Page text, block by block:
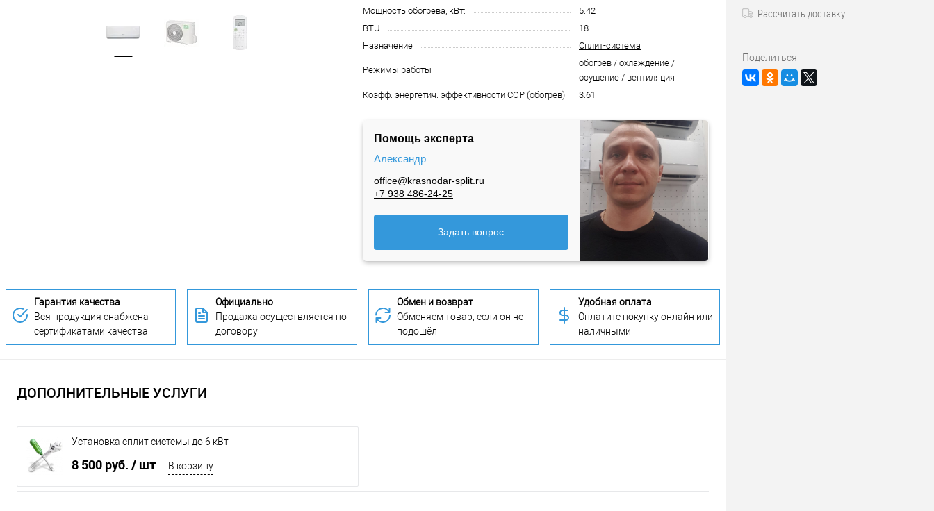
Мощность обогрева, кВт:
5.42
BTU
18
Назначение
Сплит-система
Режимы работы
обогрев / охлаждение /
осушение / вентиляция
Коэфф. энергетич. эффективности COP (обогрев)
3.61
Помощь эксперта
Александр
office@krasnodar-split.ru
+7 938 486-24-25
Задать вопрос
Гарантия качества
Вся продукция снабжена
сертификатами качества
Официально
Продажа осуществляется по
договору
Обмен и возврат
Обменяем товар, если он не
подошёл
Удобная оплата
Оплатите покупку онлайн или
наличными
ДОПОЛНИТЕЛЬНЫЕ УСЛУГИ
Установка сплит системы до 6 кВт
8 500 руб. / шт В корзину
Рассчитать доставку
Поделиться